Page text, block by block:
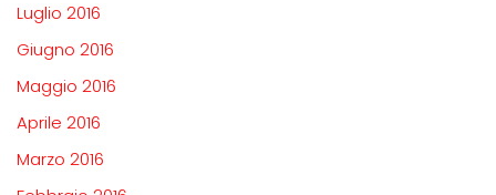
Luglio 2016
Giugno 2016
Maggio 2016
Aprile 2016
Marzo 2016